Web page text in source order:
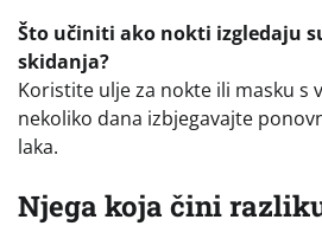
Što učiniti ako nokti izgledaju
skidanja?
Koristite ulje za nokte ili masku s
nekoliko dana izbjegavajte
laka.
Njega koja čini